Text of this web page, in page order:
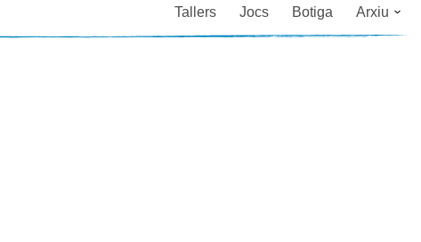
Tallers Jocs Botiga Arxiu